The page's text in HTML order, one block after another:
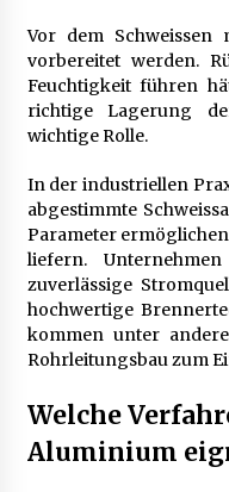
Vor dem Schweissen
vorbereitet werden.
Feuchtigkeit führen
richtige Lagerung
wichtige Rolle.
In der industriellen
abgestimmte
Parameter
liefern.
zuverlässige
hochwertige
kommen unter
Rohrleitungsbau zum
Welche
Aluminium